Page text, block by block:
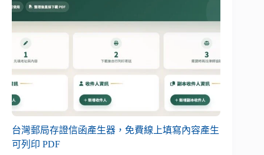
台灣郵局存證信函產生器，免費線上填寫內容產生
可列印 PDF